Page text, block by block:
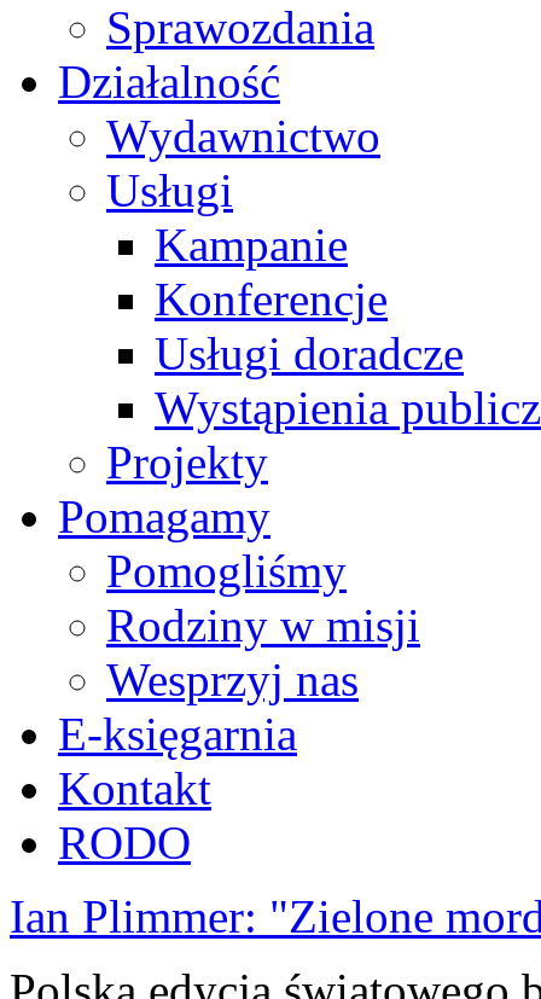
Sprawozdania
Działalność
Wydawnictwo
Usługi
Kampanie
Konferencje
Usługi doradcze
Wystąpienia
Projekty
Pomagamy
Pomogliśmy
Rodziny w misji
Wesprzyj nas
E-księgarnia
Kontakt
RODO
Ian Plimmer: "Zielone